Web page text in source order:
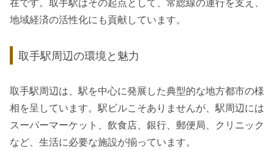
在です。取手駅はその起点として、常総線の運行を支え、
地域経済の活性化にも貢献しています。
取手駅周辺の環境と魅力
取手駅周辺は、駅を中心に発展した典型的な地方都市の様
相を呈しています。駅ビルこそありませんが、駅周辺には
スーパーマーケット、飲食店、銀行、郵便局、クリニック
など、生活に必要な施設が揃っています。